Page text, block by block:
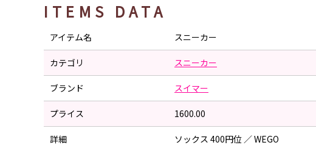
ITEMS DATA
アイテム名 スニーカー
カテゴリ スニーカー
ブランド スイマー
プライス 1600.00
詳細 ソックス 400円位 ／ WEGO